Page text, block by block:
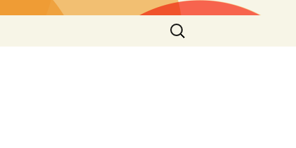
Ieškoti: